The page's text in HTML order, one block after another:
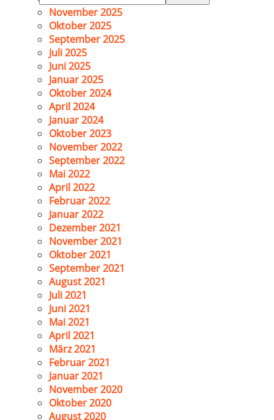
nach:
November 2025
Oktober 2025
September 2025
Juli 2025
Juni 2025
Januar 2025
Oktober 2024
April 2024
Januar 2024
Oktober 2023
November 2022
September 2022
Mai 2022
April 2022
Februar 2022
Januar 2022
Dezember 2021
November 2021
Oktober 2021
September 2021
August 2021
Juli 2021
Juni 2021
Mai 2021
April 2021
März 2021
Februar 2021
Januar 2021
November 2020
Oktober 2020
August 2020